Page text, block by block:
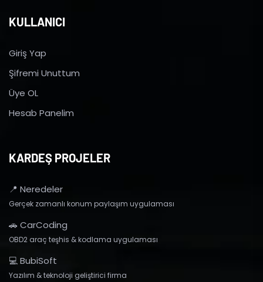
KULLANICI
Giriş Yap
Şifremi Unuttum
Üye OL
Hesab Panelim
KARDEŞ PROJELER
📍 Neredeler
Gerçek zamanlı konum paylaşım uygulaması
🚗 CarCoding
OBD2 araç teşhis & kodlama uygulaması
💻 BubiSoft
Yazılım & teknoloji geliştirici firma